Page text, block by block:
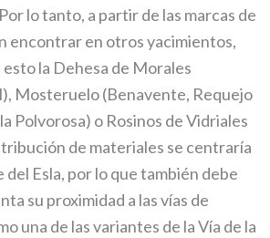
lo tanto, a partir de las marcas de
encontrar en otros yacimientos,
la Dehesa de Morales
Mosteruelo (Benavente, Requejo
Polvorosa) o Rosinos de Vidriales
de materiales se centraría
del Esla, por lo que también debe
su proximidad a las vías de
una de las variantes de la Vía de la